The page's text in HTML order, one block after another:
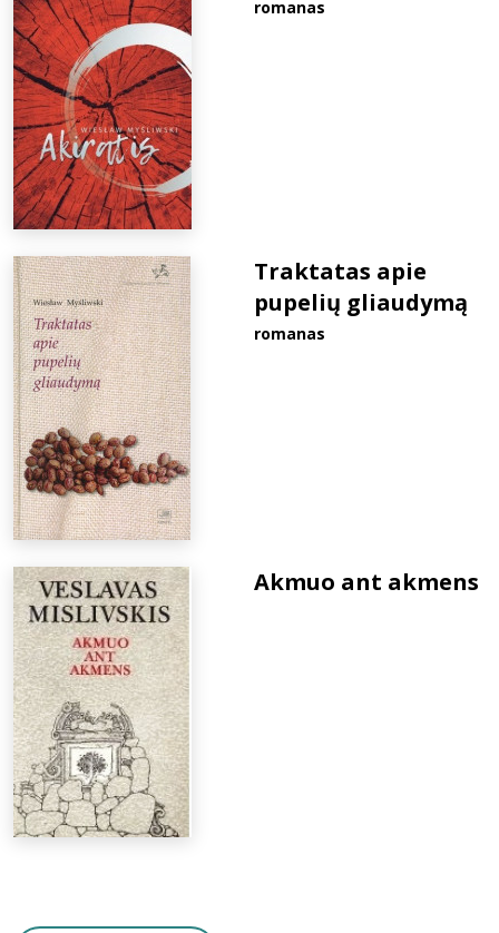
romanas
Traktatas apie
pupelių gliaudymą
romanas
Akmuo ant akmens